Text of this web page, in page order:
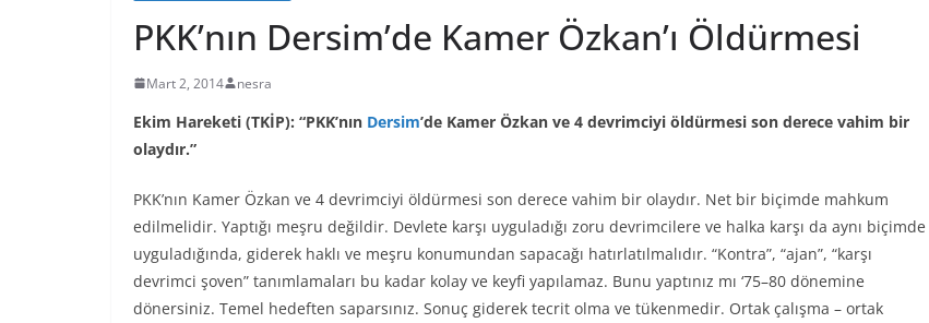
PKK’nın Dersim’de Kamer Özkan’ı Öldürmesi
Mart 2, 2014 nesra
Ekim Hareketi (TKİP): “PKK’nın Dersim’de Kamer Özkan ve 4 devrimciyi öldürmesi son derece vahim bir
olaydır.”
PKK’nın Kamer Özkan ve 4 devrimciyi öldürmesi son derece vahim bir olaydır. Net bir biçimde mahkum
edilmelidir. Yaptığı meşru değildir. Devlete karşı uyguladığı zoru devrimcilere ve halka karşı da aynı biçimde
uyguladığında, giderek haklı ve meşru konumundan sapacağı hatırlatılmalıdır. “Kontra”, “ajan”, “karşı
devrimci şoven” tanımlamaları bu kadar kolay ve keyfi yapılamaz. Bunu yaptınız mı ‘75–80 dönemine
dönersiniz. Temel hedeften saparsınız. Sonuç giderek tecrit olma ve tükenmedir. Ortak çalışma – ortak